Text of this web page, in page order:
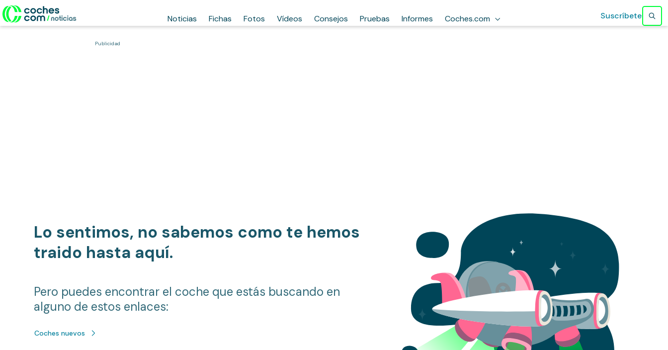
Noticias Fichas Fotos Vídeos Consejos Pruebas Informes Coches.com Suscríbete
Publicidad
Lo sentimos, no sabemos como te hemos
traido hasta aquí.
Pero puedes encontrar el coche que estás buscando en
alguno de estos enlaces:
Coches nuevos